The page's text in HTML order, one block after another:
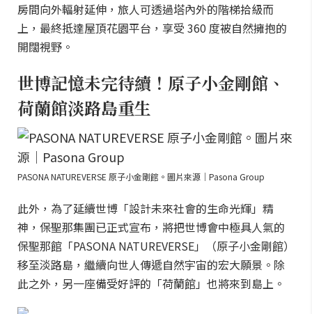
房間向外輻射延伸，旅人可透過塔內外的階梯拾級而
上，最終抵達屋頂花園平台，享受 360 度被自然擁抱的
開闊視野。
世博記憶未完待續！原子小金剛館、
荷蘭館淡路島重生
PASONA NATUREVERSE 原子小金剛館。圖片來源｜Pasona Group
此外，為了延續世博「設計未來社會的生命光輝」精
神，保聖那集團已正式宣布，將把世博會中極具人氣的
保聖那館「PASONA NATUREVERSE」（原子小金剛館）
移至淡路島，繼續向世人傳遞自然宇宙的宏大願景。除
此之外，另一座備受好評的「荷蘭館」也將來到島上。